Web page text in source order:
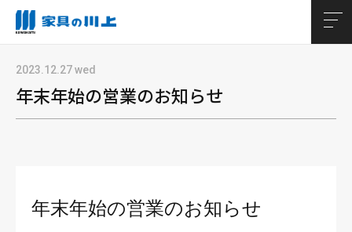
TOP お知らせ 年末年始の営業のお知らせ
2023.12.27 wed
年末年始の営業のお知らせ
年末年始の営業のお知らせ